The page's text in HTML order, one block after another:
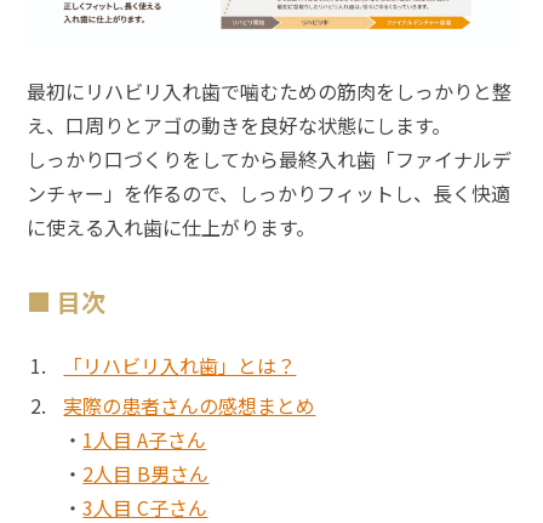
最初にリハビリ入れ歯で噛むための筋肉をしっかりと整
え、口周りとアゴの動きを良好な状態にします。
しっかり口づくりをしてから最終入れ歯「ファイナルデ
ンチャー」を作るので、しっかりフィットし、長く快適
に使える入れ歯に仕上がります。
目次
「リハビリ入れ歯」とは？
実際の患者さんの感想まとめ
・ 1人目 A子さん
・ 2人目 B男さん
・3人目 C子さん